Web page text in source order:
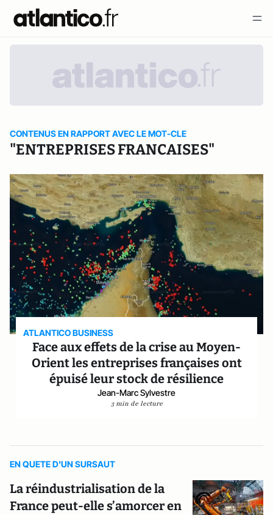
CONTENUS EN RAPPORT AVEC LE MOT-CLE
"ENTREPRISES FRANCAISES"
ATLANTICO BUSINESS
Face aux effets de la crise au Moyen-
Orient les entreprises françaises ont
épuisé leur stock de résilience
Jean-Marc Sylvestre
3 min de lecture
EN QUETE D'UN SURSAUT
La réindustrialisation de la
France peut-elle s’amorcer en